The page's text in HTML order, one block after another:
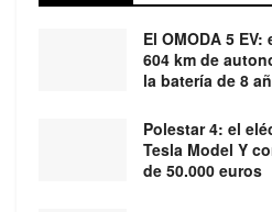
El OMODA 5
604 km de
la batería de 8
Polestar 4: el
Tesla Model Y
de 50.000 euros